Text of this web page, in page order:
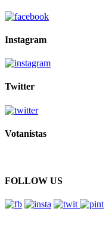
Instagram
Twitter
Votanistas
FOLLOW US